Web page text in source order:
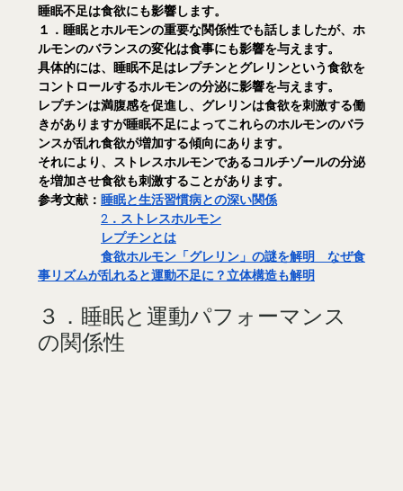
睡眠不足は食欲にも影響します。
１．睡眠とホルモンの重要な関係性でも話しましたが、ホ
ルモンのバランスの変化は食事にも影響を与えます。
具体的には、睡眠不足はレプチンとグレリンという食欲を
コントロールするホルモンの分泌に影響を与えます。
レプチンは満腹感を促進し、グレリンは食欲を刺激する働
きがありますが睡眠不足によってこれらのホルモンのバラ
ンスが乱れ食欲が増加する傾向にあります。
それにより、ストレスホルモンであるコルチゾールの分泌
を増加させ食欲も刺激することがあります。
参考文献： 睡眠と生活習慣病との深い関係
2．ストレスホルモン
レプチンとは
食欲ホルモン「グレリン」の謎を解明　なぜ食
事リズムが乱れると運動不足に？立体構造も解明
３．睡眠と運動パフォーマンス
の関係性